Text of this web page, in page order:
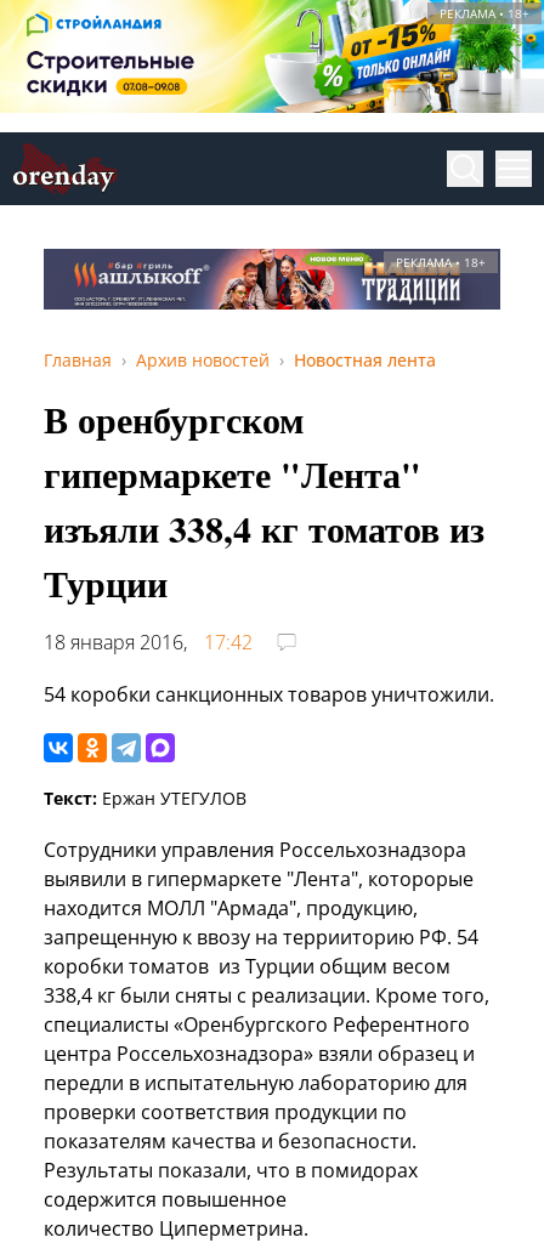
РЕКЛАМА • 18+
РЕКЛАМА • 18+
Главная Архив новостей Новостная лента
В оренбургском
гипермаркете "Лента"
изъяли 338,4 кг томатов из
Турции
18 января 2016,
17:42
54 коробки санкционных товаров уничтожили.
Текст: Ержан УТЕГУЛОВ
Сотрудники управления Россельхознадзора
выявили в гипермаркете "Лента", которорые
находится МОЛЛ "Армада", продукцию,
запрещенную к ввозу на террииторию РФ. 54
коробки томатов из Турции общим весом
338,4 кг были сняты с реализации. Кроме того,
специалисты «Оренбургского Референтного
центра Россельхознадзора» взяли образец и
передли в испытательную лабораторию для
проверки соответствия продукции по
показателям качества и безопасности.
Результаты показали, что в помидорах
содержится повышенное
количество Циперметрина.